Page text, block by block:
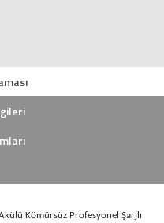
Kömürsüz Profesyonel Şarjlı